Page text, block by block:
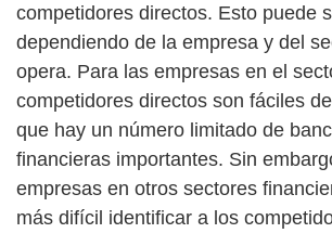
competidores directos. Esto puede
dependiendo de la empresa y del
opera. Para las empresas en el
competidores directos son fáciles
que hay un número limitado de
financieras importantes. Sin
empresas en otros sectores
más difícil identificar a los